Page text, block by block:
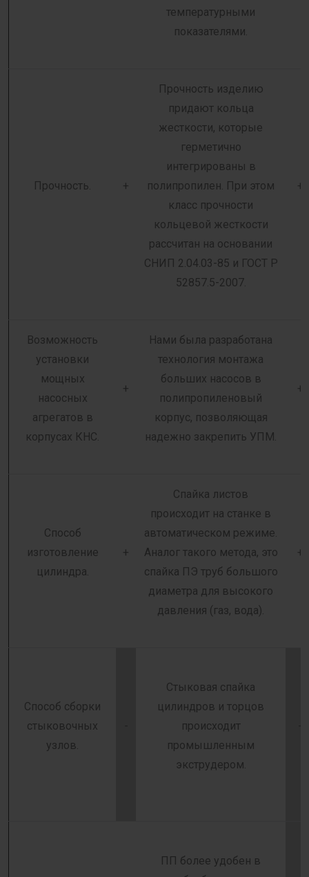
температурными
показателями.
Прочность. +
Прочность изделию
придают кольца
жесткости, которые
герметично
интегрированы в
полипропилен. При этом
класс прочности
кольцевой жесткости
рассчитан на основании
СНИП 2.04.03-85 и ГОСТ Р
52857.5-2007.
+
Возможность
установки
мощных
насосных
агрегатов в
корпусах КНС.
+
Нами была разработана
технология монтажа
больших насосов в
полипропиленовый
корпус, позволяющая
надежно закрепить УПМ.
+
Способ
изготовление
цилиндра.
+
Спайка листов
происходит на станке в
автоматическом режиме.
Аналог такого метода, это
спайка ПЭ труб большого
диаметра для высокого
давления (газ, вода).
+
Способ сборки
стыковочных
узлов.
Стыковая спайка
цилиндров и торцов
происходит
промышленным
экструдером.
ПП более удобен в